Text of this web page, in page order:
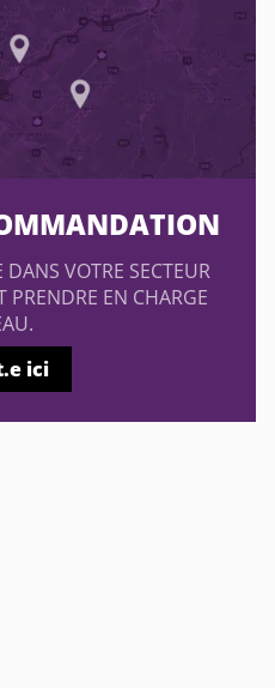
VOTRE SECTEUR
PRENDRE EN CHARGE
ici